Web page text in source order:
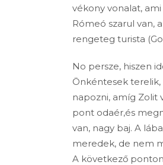
vékony vonalat,
Rómeó szarul van,
rengeteg turista
No persze, hiszen
Önkéntesek
napozni, amíg Zolit
pont odaér,és
van, nagy baj. A
meredek, de nem
A következő